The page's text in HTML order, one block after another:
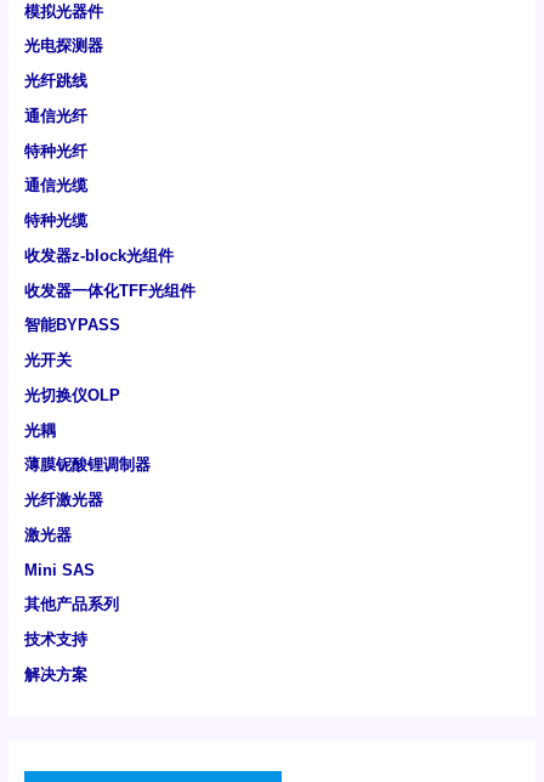
模拟光器件
光电探测器
光纤跳线
通信光纤
特种光纤
通信光缆
特种光缆
收发器z-block光组件
收发器一体化TFF光组件
智能BYPASS
光开关
光切换仪OLP
光耦
薄膜铌酸锂调制器
光纤激光器
激光器
Mini SAS
其他产品系列
技术支持
解决方案